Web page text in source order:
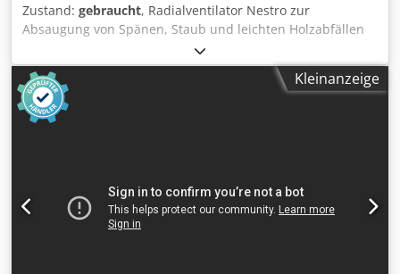
Zustand: gebraucht, Radialventilator Nestro zur
Absaugung von Spänen, Staub und leichten Holzabfällen
in Holzbearbeitungsbetrieben. Der Ventilator eignet sich
ideal für den Einsatz in Absauganlagen an
Einzelmaschinen oder kleineren Maschinenparks und
sorgt für einen zuverlässigen Lufttransport im
Dauerbetrieb. Durch die robuste Industrieausführung ist
mm - Volumenstrom: ca. 6.000 m³/h Djdpozrypmsfx Anleck
Kleinanzeige